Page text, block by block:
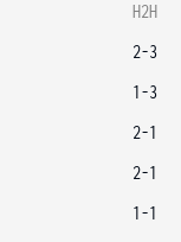
H2H
2-3
1-3
2-1
2-1
1-1